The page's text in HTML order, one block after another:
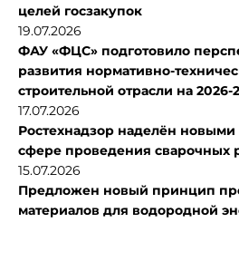
целей госзакупок
19.07.2026
ФАУ «ФЦС» подготовило
развития нормативно-
строительной отрасли на 2026-
17.07.2026
Ростехнадзор наделён
сфере проведения сварочных
15.07.2026
Предложен новый принцип
материалов для водородной